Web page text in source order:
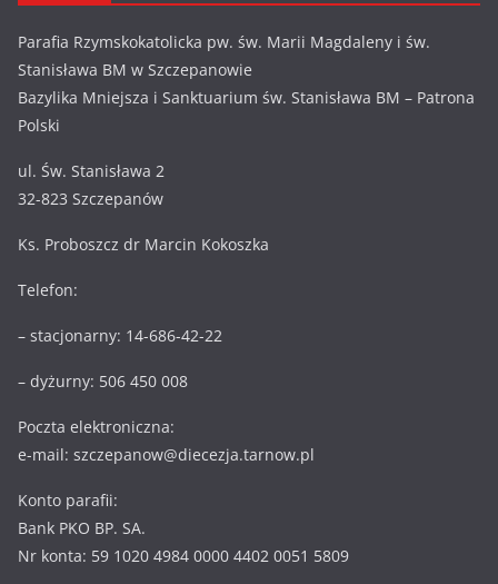
Parafia Rzymskokatolicka pw. św. Marii Magdaleny i św.
Stanisława BM w Szczepanowie
Bazylika Mniejsza i Sanktuarium św. Stanisława BM – Patrona
Polski
ul. Św. Stanisława 2
32-823 Szczepanów
Ks. Proboszcz dr Marcin Kokoszka
Telefon:
– stacjonarny: 14-686-42-22
– dyżurny: 506 450 008
Poczta elektroniczna:
e-mail: szczepanow@diecezja.tarnow.pl
Konto parafii:
Bank PKO BP. SA.
Nr konta: 59 1020 4984 0000 4402 0051 5809